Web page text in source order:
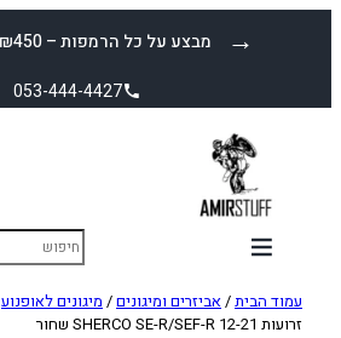
מבצע על כל הרמפות – ₪450 עד הבית! →
053-444-4427
עמוד הבית/אביזרים ומיגונים/ מיגונים לאופנוע
זרועות SHERCO SE-R/SEF-R 12-21 שחור